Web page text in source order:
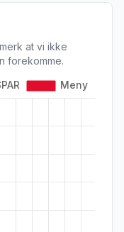
at vi ikke
forekomme.